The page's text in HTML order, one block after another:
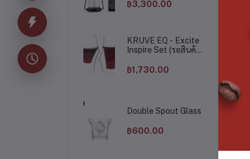
฿3,300.00
KRUVE EQ - Excite
Inspire Set (รอสินค้า
฿1,730.00
Double Spout Glass
฿600.00